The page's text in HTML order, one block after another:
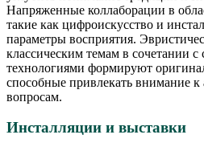
Напряженные коллаборации в
такие как цифроискусство и
параметры восприятия.
классическим темам в сочетании
технологиями формируют
способные привлекать внимание
вопросам.
Инсталляции и выставки